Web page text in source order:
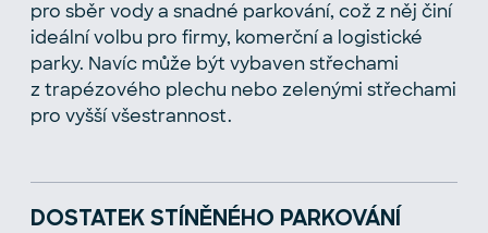
pro sběr vody a snadné parkování, což z něj činí
ideální volbu pro firmy, komerční a logistické
parky. Navíc může být vybaven střechami
z trapézového plechu nebo zelenými střechami
pro vyšší všestrannost.
DOSTATEK STÍNĚNÉHO PARKOVÁNÍ